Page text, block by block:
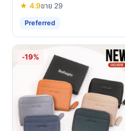
★ 4.9ขาย 29
Preferred
-19%